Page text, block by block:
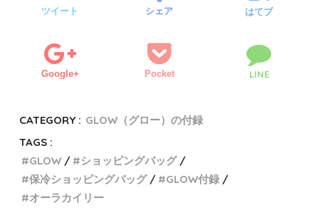
ツイート シェア はてブ
Google+ Pocket LINE
CATEGORY : GLOW（グロー）の付録
TAGS :
GLOW
ショッピングバッグ
保冷ショッピングバッグ
GLOW付録
オーラカイリー